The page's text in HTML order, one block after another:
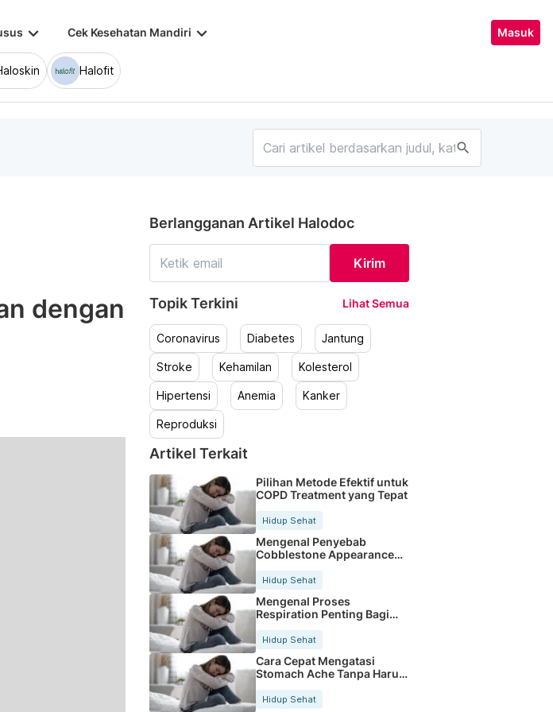
keyboard_arrow_down Cek Kesehatan Mandiri keyboard_arrow_down Masuk
Halofit
search
dengan
Berlangganan Artikel Halodoc
Kirim
Topik Terkini Lihat Semua
Coronavirus Diabetes Jantung
Stroke Kehamilan Kolesterol
Hipertensi Anemia Kanker
Reproduksi
Artikel Terkait
Pilihan Metode Efektif untuk
COPD Treatment yang Tepat
Hidup Sehat
Mengenal Penyebab
Cobblestone Appearance
Hidup Sehat
Mengenal Proses
Respiration Penting Bagi
Hidup Sehat
Cara Cepat Mengatasi
Stomach Ache Tanpa Harus
Hidup Sehat